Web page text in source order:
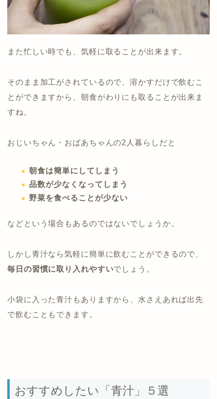
また忙しい時でも、気軽に取ることが出来ます。
そのまま加工がされているので、溶かすだけで飲むこ
とができますから、朝食がわりにも取ることが出来ま
すね。
おじいちゃん・おばあちゃんの2人暮らしだと
朝食は簡単にしてしまう
品数が少なくなってしまう
野菜を食べることが少ない
などという場合もあるのではないでしょうか。
しかし青汁なら気軽に簡単に飲むことができるので、
毎日の習慣に取り入れやすいでしょう。
小袋に入った青汁もありますから、水さえあれば出先
で飲むこともできます。
おすすめしたい「青汁」５選